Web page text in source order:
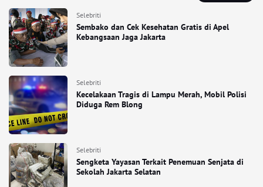
Selebriti
Sembako dan Cek Kesehatan Gratis di Apel
Kebangsaan Jaga Jakarta
Selebriti
Kecelakaan Tragis di Lampu Merah, Mobil Polisi
Diduga Rem Blong
Selebriti
Sengketa Yayasan Terkait Penemuan Senjata di
Sekolah Jakarta Selatan